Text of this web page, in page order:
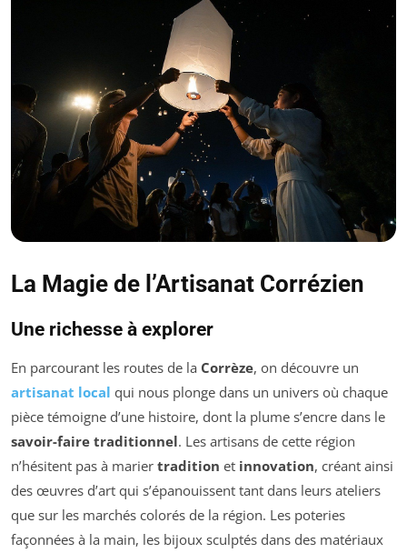
La Magie de l’Artisanat Corrézien
Une richesse à explorer
En parcourant les routes de la Corrèze, on découvre un
artisanat local qui nous plonge dans un univers où chaque
pièce témoigne d’une histoire, dont la plume s’encre dans le
savoir-faire traditionnel. Les artisans de cette région
n’hésitent pas à marier tradition et innovation, créant ainsi
des œuvres d’art qui s’épanouissent tant dans leurs ateliers
que sur les marchés colorés de la région. Les poteries
façonnées à la main, les bijoux sculptés dans des matériaux